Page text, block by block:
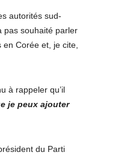
autorités sud-
pas souhaité parler
Corée et, je cite,
à rappeler qu’il
je peux ajouter
président du Parti